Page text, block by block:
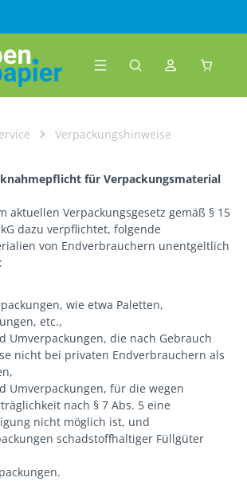
Verpackungshinweise
für Verpackungsmaterial
aktuellen Verpackungsgesetz gemäß § 15
dazu verpflichtet, folgende
von Endverbrauchern unentgeltlich
wie etwa Paletten,
etc.,
Umverpackungen, die nach Gebrauch
nicht bei privaten Endverbrauchern als
Umverpackungen, für die wegen
nach § 7 Abs. 5 eine
nicht möglich ist, und
schadstoffhaltiger Füllgüter